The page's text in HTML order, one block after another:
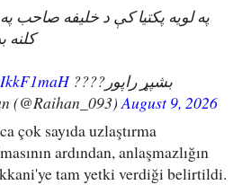
په لویه پکتیا کې د خلیفه صاحب
کلنه
بشپړ راپور????
(@Raihan_093) August 9, 2026
çok sayıda uzlaştırma
ardından, anlaşmazlığın
tam yetki verdiği belirtildi.